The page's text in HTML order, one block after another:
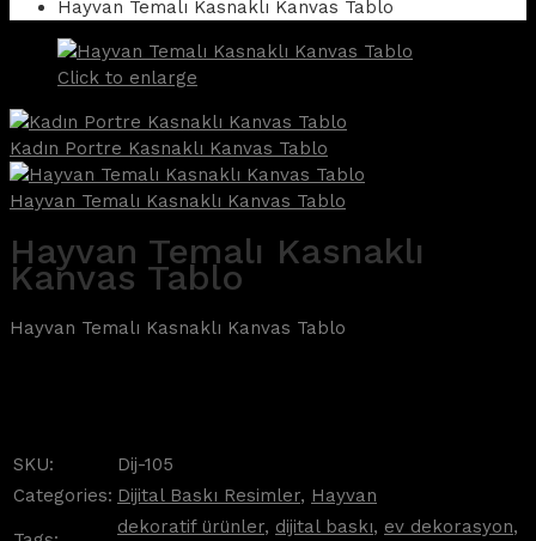
Hayvan Temalı Kasnaklı Kanvas Tablo
Click to enlarge
Kadın Portre Kasnaklı Kanvas Tablo
Hayvan Temalı Kasnaklı Kanvas Tablo
Hayvan Temalı Kasnaklı
Kanvas Tablo
Hayvan Temalı Kasnaklı Kanvas Tablo
SKU:
Dij-105
Categories: Dijital Baskı Resimler, Hayvan
dekoratif ürünler, dijital baskı, ev dekorasyon,